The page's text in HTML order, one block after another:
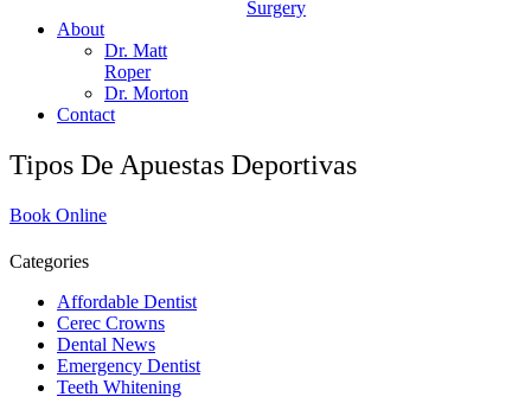
Surgery
About
Dr. Matt
Roper
Dr. Morton
Contact
Tipos De Apuestas Deportivas
Book Online
Categories
Affordable Dentist
Cerec Crowns
Dental News
Emergency Dentist
Teeth Whitening